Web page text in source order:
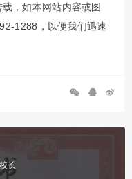
，如本网站内容或图
1288，以便我们迅速
长